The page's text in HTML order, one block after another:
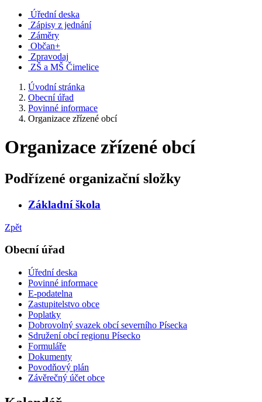
Úřední deska
Zápisy z jednání
Záměry
Občan+
Zpravodaj
ZŠ a MŠ Čimelice
Úvodní stránka
Obecní úřad
Povinné informace
Organizace zřízené obcí
Organizace zřízené obcí
Podřízené organizační složky
Základní škola
Zpět
Obecní úřad
Úřední deska
Povinné informace
E-podatelna
Zastupitelstvo obce
Poplatky
Dobrovolný svazek obcí severního Písecka
Sdružení obcí regionu Písecko
Formuláře
Dokumenty
Povodňový plán
Závěrečný účet obce